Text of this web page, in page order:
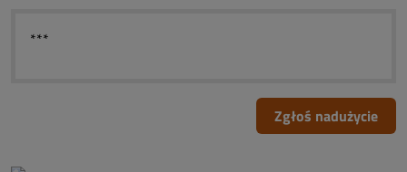
***
Zgłoś nadużycie